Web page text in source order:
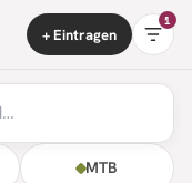
+ Eintragen
1
MTB